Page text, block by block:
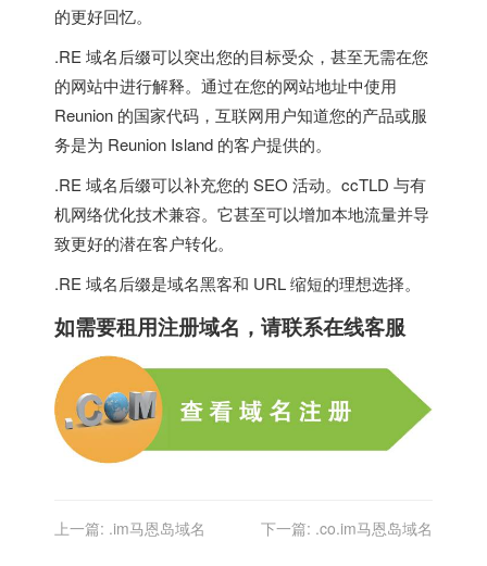
的更好回忆。
.RE 域名后缀可以突出您的目标受众，甚至无需在您
的网站中进行解释。通过在您的网站地址中使用
Reunion 的国家代码，互联网用户知道您的产品或服
务是为 Reunion Island 的客户提供的。
.RE 域名后缀可以补充您的 SEO 活动。ccTLD 与有
机网络优化技术兼容。它甚至可以增加本地流量并导
致更好的潜在客户转化。
.RE 域名后缀是域名黑客和 URL 缩短的理想选择。
如需要租用注册域名 ，请联系在线客服
上一篇: .im马恩岛域名 下一篇: .co.im马恩岛域名